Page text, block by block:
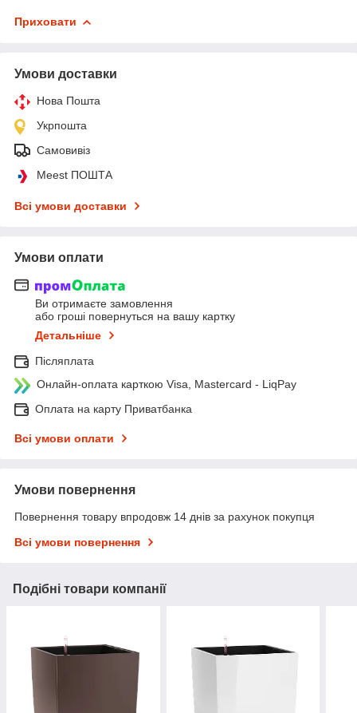
Приховати
Умови доставки
Нова Пошта
Укрпошта
Самовивіз
Meest ПОШТА
Всі умови доставки
Умови оплати
Ви отримаєте замовлення
або гроші повернуться на вашу картку
Детальніше
Післяплата
Онлайн-оплата карткою Visa, Mastercard - LiqPay
Оплата на карту Приватбанка
Всі умови оплати
Умови повернення
Повернення товару впродовж 14 днів за рахунок покупця
Всі умови повернення
Подібні товари компанії